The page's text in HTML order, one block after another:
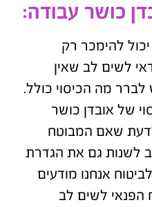
כושר עבודה:
להימכר רק
לשים לב שאין
לברר מה הכיסוי כולל.
של אובדן כושר
שאם המבוטח
לשנות גם את הגדרת
אנחנו מודעים
הפנאי לשים לב